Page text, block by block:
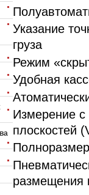
Указание
груза
Режим
Удобная
Измерение с
плоскостей
размещения